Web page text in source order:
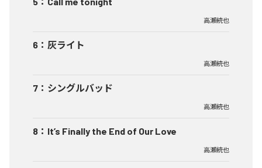
高瀬統也
6 ： 灰ライト
高瀬統也
7 ： シングルバッド
高瀬統也
8 ： It’s Finally the End of Our Love
高瀬統也